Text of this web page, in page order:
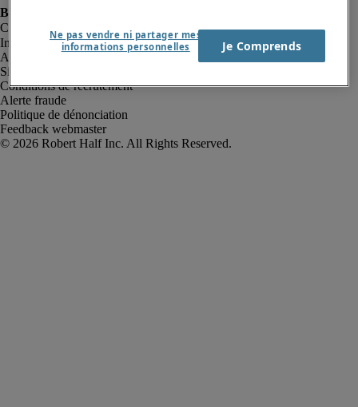
Informations sur la société
Avis de confidentialité
Site web et cookies
Conditions de recrutement
Alerte fraude
Politique de dénonciation
Feedback webmaster
Ne pas vendre ni partager mes
informations personnelles
Je Comprends